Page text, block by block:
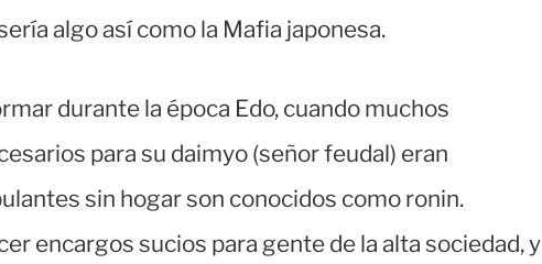
algo así como la Mafia japonesa.
durante la época Edo, cuando muchos
para su daimyo (señor feudal) eran
sin hogar son conocidos como ronin.
encargos sucios para gente de la alta sociedad, y